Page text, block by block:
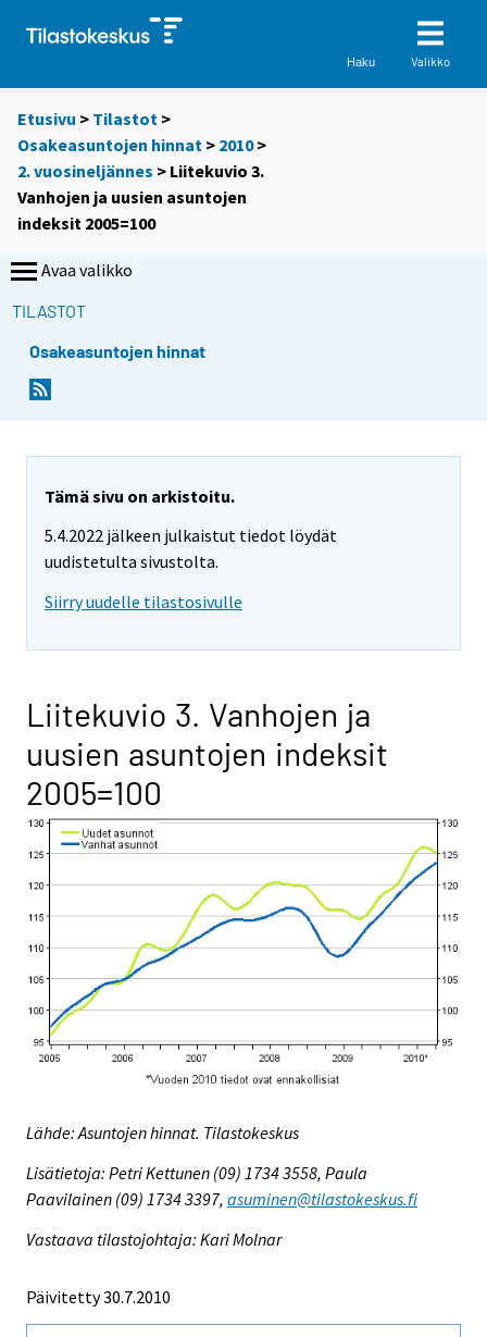
Haku Valikko
Etusivu > Tilastot >
Osakeasuntojen hinnat > 2010>
2. vuosineljännes > Liitekuvio 3.
Vanhojen ja uusien asuntojen
indeksit 2005=100
Avaa valikko
TILASTOT
Osakeasuntojen hinnat
Tämä sivu on arkistoitu.
5.4.2022 jälkeen julkaistut tiedot löydät
uudistetulta sivustolta.
Siirry uudelle tilastosivulle
Liitekuvio 3. Vanhojen ja
uusien asuntojen indeksit
2005=100
Lähde: Asuntojen hinnat. Tilastokeskus
Lisätietoja: Petri Kettunen (09) 1734 3558, Paula
Paavilainen (09) 1734 3397, asuminen@tilastokeskus.fi
Vastaava tilastojohtaja: Kari Molnar
Päivitetty 30.7.2010